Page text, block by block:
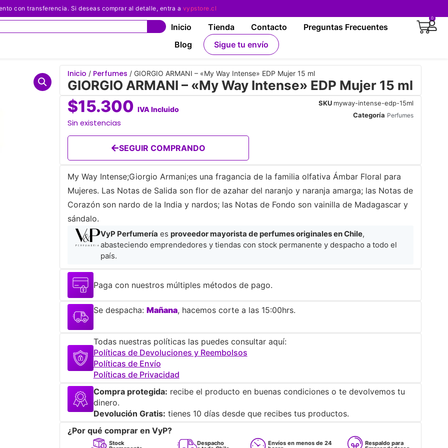
con transferencia. Si deseas comprar al detalle, entra a vypstore.cl
Inicio Tienda Contacto
Preguntas Frecuentes
Blog
Sigue tu envío
0
Inicio / Perfumes / GIORGIO ARMANI – «My Way Intense» EDP Mujer 15 ml
GIORGIO ARMANI – «My Way Intense» EDP Mujer 15 ml
$15.300 IVA Incluido
Sin existencias
SEGUIR COMPRANDO
SKU myway-intense-edp-15ml
Categoría Perfumes
My Way Intense;Giorgio Armani;es una fragancia de la familia olfativa Ámbar Floral para
Mujeres. Las Notas de Salida son flor de azahar del naranjo y naranja amarga; las Notas de
Corazón son nardo de la India y nardos; las Notas de Fondo son vainilla de Madagascar y
sándalo.
VyP Perfumería es proveedor mayorista de perfumes originales en Chile,
abasteciendo emprendedores y tiendas con stock permanente y despacho a todo el
país.
Paga con nuestros múltiples métodos de pago.
Se despacha: Mañana, hacemos corte a las 15:00hrs.
Todas nuestras políticas las puedes consultar aquí:
Políticas de Devoluciones y Reembolsos
Políticas de Envío
Políticas de Privacidad
Compra protegida: recibe el producto en buenas condiciones o te devolvemos tu
dinero.
Devolución Gratis: tienes 10 días desde que recibes tus productos.
¿Por qué comprar en VyP?
Stock Despacho Envíos en menos de 24 Respaldo para